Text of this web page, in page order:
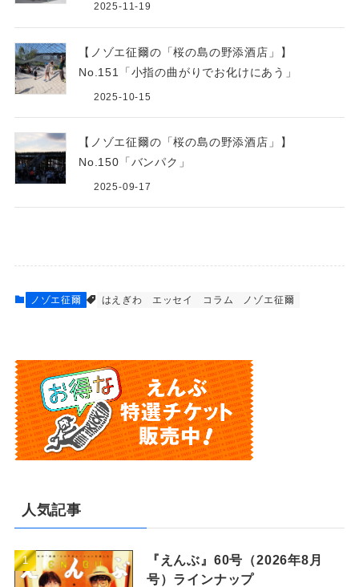
2025-11-19
【ノゾエ征爾の「桜の島の野添酒店」】
No.151「小指の曲がりでお化けにあう」
2025-10-15
【ノゾエ征爾の「桜の島の野添酒店」】
No.150「バンパク」
2025-09-17
ノゾエ征爾 はえぎわ エッセイ コラム ノゾエ征爾
人気記事
『えんぶ』60号（2026年8月
号）ラインナップ